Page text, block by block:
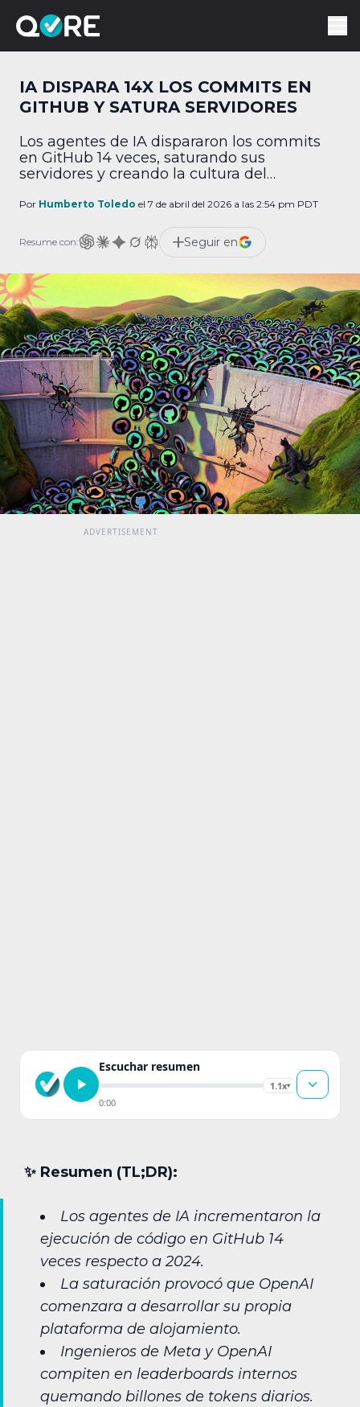
IA DISPARA 14X LOS COMMITS EN
GITHUB Y SATURA SERVIDORES
Los agentes de IA dispararon los commits
en GitHub 14 veces, saturando sus
servidores y creando la cultura del
Por Humberto Toledo el 7 de abril del 2026 a las 2:54 pm PDT
Resume con: Seguir en
Escuchar resumen
1.1x▾
0:00
✨︎ Resumen (TL;DR):
Los agentes de IA incrementaron la
ejecución de código en GitHub 14
veces respecto a 2024.
La saturación provocó que OpenAI
comenzara a desarrollar su propia
plataforma de alojamiento.
Ingenieros de Meta y OpenAI
compiten en leaderboards internos
quemando billones de tokens diarios.